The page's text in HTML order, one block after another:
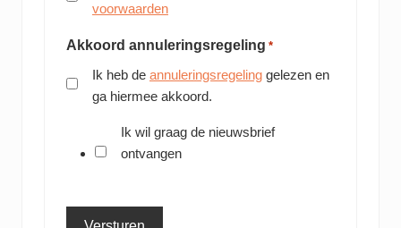
voorwaarden
Akkoord annuleringsregeling *
Ik heb de annuleringsregeling
ga hiermee akkoord.
Ik wil graag de nieuwsbrief
ontvangen